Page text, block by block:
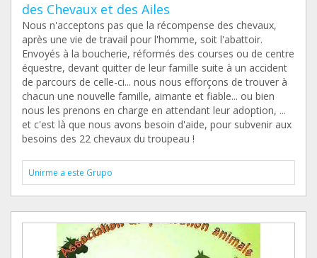
des Chevaux et des Ailes
Nous n'acceptons pas que la récompense des chevaux,
après une vie de travail pour l'homme, soit l'abattoir.
Envoyés à la boucherie, réformés des courses ou de centre
équestre, devant quitter de leur famille suite à un accident
de parcours de celle-ci... nous nous efforçons de trouver à
chacun une nouvelle famille, aimante et fiable... ou bien
nous les prenons en charge en attendant leur adoption, ...
et c'est là que nous avons besoin d'aide, pour subvenir aux
besoins des 22 chevaux du troupeau !
Unirme a este Grupo